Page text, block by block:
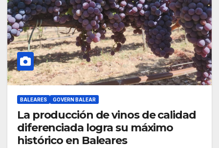
BALEARES GOVERN BALEAR
La producción de vinos de calidad
diferenciada logra su máximo
histórico en Baleares